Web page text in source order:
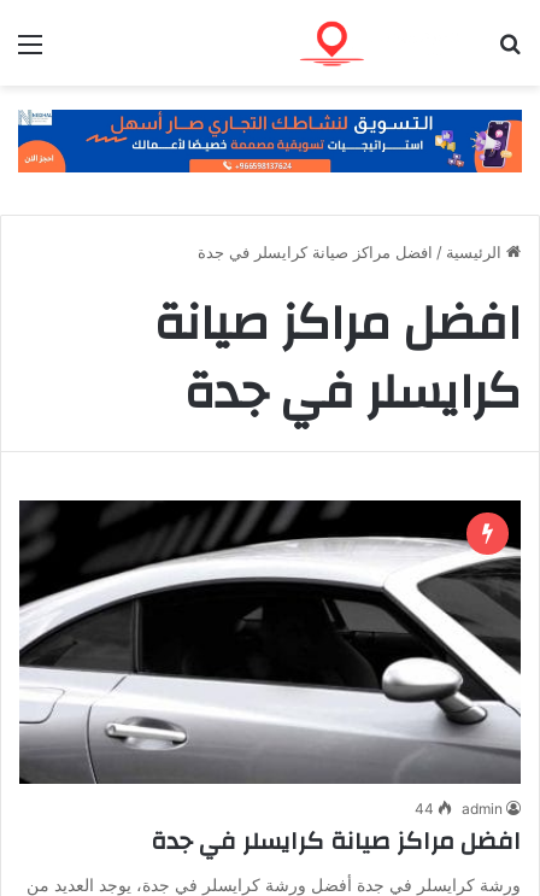
الرئيسية / افضل مراكز صيانة كرايسلر في جدة
افضل مراكز صيانة
كرايسلر في جدة
admin
44
افضل مراكز صيانة كرايسلر في جدة
ورشة كرايسلر في جدة أفضل ورشة كرايسلر في جدة، يوجد العديد من